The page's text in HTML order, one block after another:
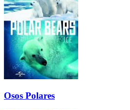
Osos Polares